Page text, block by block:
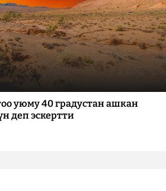
уюму 40 градустан ашкан
деп эскертти